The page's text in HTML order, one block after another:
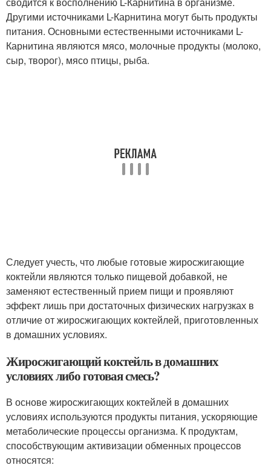
Другими источниками L-Карнитина могут быть продукты
питания. Основными естественными источниками L-
Карнитина являются мясо, молочные продукты (молоко,
сыр, творог), мясо птицы, рыба.
Следует учесть, что любые готовые жиросжигающие
коктейли являются только пищевой добавкой, не
заменяют естественный прием пищи и проявляют
эффект лишь при достаточных физических нагрузках в
отличие от жиросжигающих коктейлей, приготовленных
в домашних условиях.
Жиросжигающий коктейль в домашних
условиях либо готовая смесь?
В основе жиросжигающих коктейлей в домашних
условиях используются продукты питания, ускоряющие
метаболические процессы организма. К продуктам,
способствующим активизации обменных процессов
относятся: